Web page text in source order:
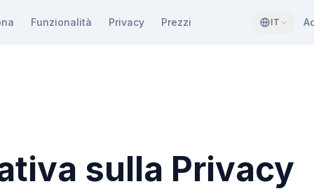
Funzionalità Privacy Prezzi IT
sulla Privacy